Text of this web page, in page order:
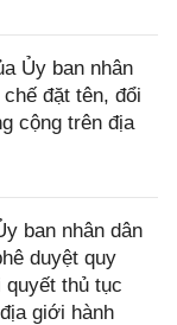
Ủy ban nhân
đặt tên, đổi
cộng trên địa
ban nhân dân
duyệt quy
thủ tục
giới hành